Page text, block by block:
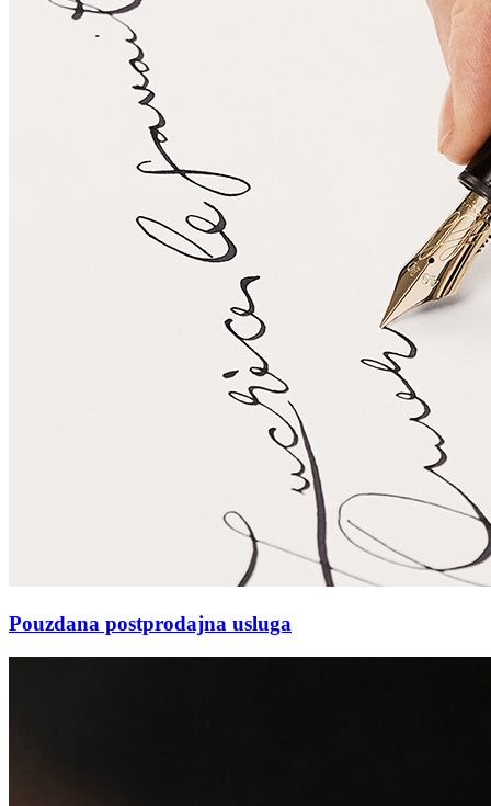
Pouzdana postprodajna usluga